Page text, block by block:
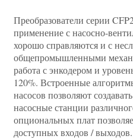
Преобразователи серии
применение с насосно-
хорошо справляются и с
общепромышленными
работа с энкодером и
120%. Встроенные
насосов позволяют
насосные станции
опциональных плат
доступных входов / выходов.